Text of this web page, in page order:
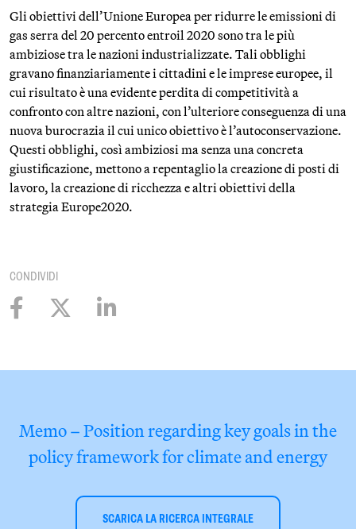
Gli obiettivi dell’Unione Europea per ridurre le emissioni di
gas serra del 20 percento entroil 2020 sono tra le più
ambiziose tra le nazioni industrializzate. Tali obblighi
gravano finanziariamente i cittadini e le imprese europee, il
cui risultato è una evidente perdita di competitività a
confronto con altre nazioni, con l’ulteriore conseguenza di una
nuova burocrazia il cui unico obiettivo è l’autoconservazione.
Questi obblighi, così ambiziosi ma senza una concreta
giustificazione, mettono a repentaglio la creazione di posti di
lavoro, la creazione di ricchezza e altri obiettivi della
strategia Europe2020.
CONDIVIDI
Memo – Position regarding key goals in the
policy framework for climate and energy
SCARICA LA RICERCA INTEGRALE